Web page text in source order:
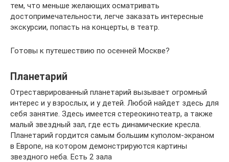
тем, что меньше желающих осматривать
достопримечательности, легче заказать интересные
экскурсии, попасть на концерты, в театр.
Готовы к путешествию по осенней Москве?
Планетарий
Отреставрированный планетарий вызывает огромный
интерес и у взрослых, и у детей. Любой найдет здесь для
себя занятие. Здесь имеется стереокинотеатр, а также
малый звездный зал, где есть динамические кресла.
Планетарий гордится самым большим куполом-экраном
в Европе, на котором демонстрируются картины
звездного неба. Есть 2 зала